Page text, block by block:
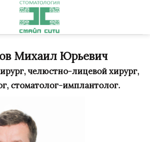
Михаил Юрьевич
челюстно-лицевой хирург,
стоматолог-имплантолог.